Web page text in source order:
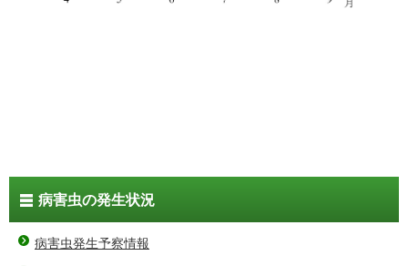
病害虫の発生状況
病害虫発生予察情報